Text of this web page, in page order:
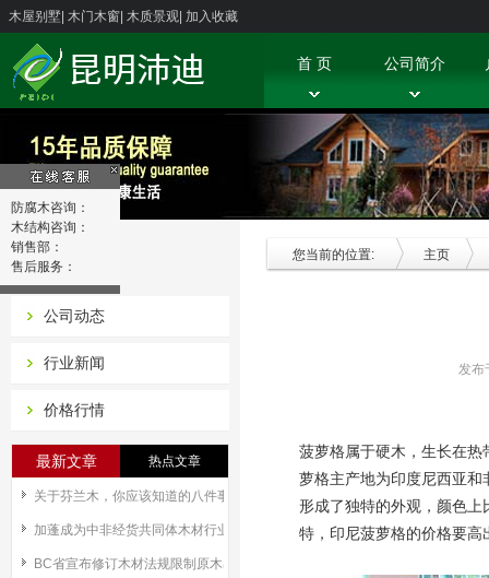
木屋别墅 木门木窗 木质景观 加入收藏
首 页 公司简介
新闻中心
公司动态
行业新闻
价格行情
最新文章 热点文章
关于芬兰木，你应该知道的八件事！
加蓬成为中非经货共同体木材行业领导者
BC省宣布修订木材法规限制原木出口
您当前的位置: 主页
发布
菠萝格属于硬木，生长在
萝格主产地为印度尼西亚
形成了独特的外观，颜色
特，印尼菠萝格的价格要高
防腐木咨询：
木结构咨询：
销售部：
售后服务：